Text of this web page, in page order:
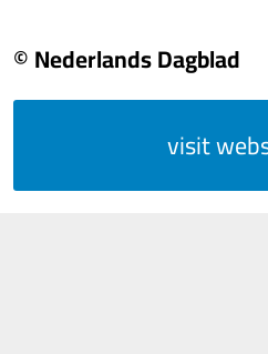
© Nederlands Dagblad
visit